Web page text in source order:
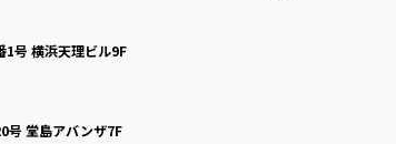
1号 横浜天理ビル9F
号 堂島アバンザ7F